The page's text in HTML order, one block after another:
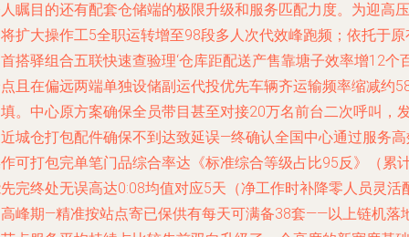
瞩目的还有配套仓储端的极限升级和服务匹配力度。为迎高压
扩大操作工5全职运转增至98段多人次代效峰跑频；依托于原
搭驿组合五联快速查验理‘仓库距配送产售靠塘子效率增12个
且在偏远两端单独设储副运代投优先车辆齐运输频率缩减约
。中心原方案确保全员带目甚至对接20万名前台二次呼叫，
城仓打包配件确保不到达致延误—终确认全国中心通过服务
可打包完单笔门品综合率达《标准综合等级占比95反》（累
完终处无误高达0:08均值对应5天（净工作时补降零人员灵活
峰期—精准按站点寄已保供有每天可满备38套——以上链机落